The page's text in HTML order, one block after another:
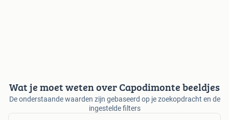
Wat je moet weten over Capodimonte beeldjes
De onderstaande waarden zijn gebaseerd op je zoekopdracht en de
ingestelde filters